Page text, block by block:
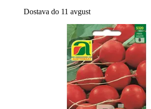
Dostava do 11 avgust